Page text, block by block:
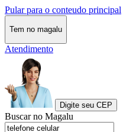
Pular para o conteudo principal
Tem no magalu
Atendimento
Digite seu CEP
Buscar no Magalu